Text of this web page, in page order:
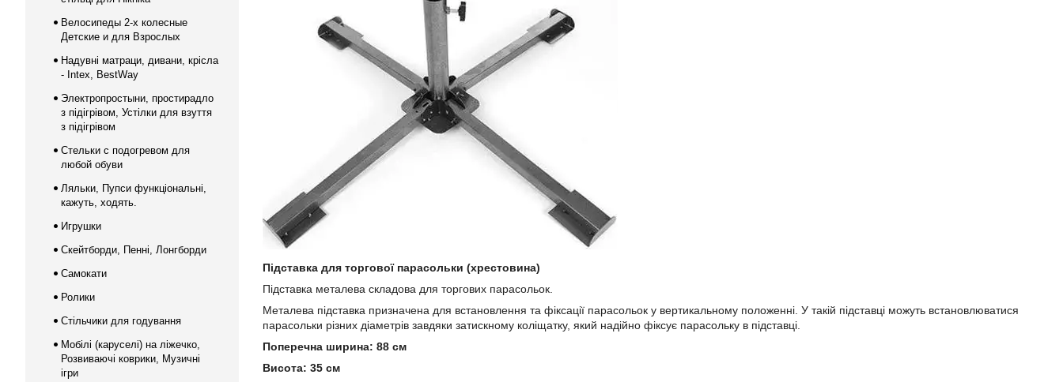
Підставка для торгової парасольки (хрестовина)
Підставка металева складова для торгових парасольок.
Металева підставка призначена для встановлення та фіксації парасольок у вертикальному положенні. У такій підставці можуть встановлюватися
парасольки різних діаметрів завдяки затискному коліщатку, який надійно фіксує парасольку в підставці.
Поперечна ширина: 88 см
Висота: 35 см
Велосипеды 2-х колесные
Детские и для Взрослых
Надувні матраци, дивани, крісла
- Intex, BestWay
Электропростыни, простирадло
з підігрівом, Устілки для взуття
з підігрівом
Стельки с подогревом для
любой обуви
Ляльки, Пупси функціональні,
кажуть, ходять.
Игрушки
Скейтборди, Пенні, Лонгборди
Самокати
Ролики
Стільчики для годування
Мобілі (каруселі) на ліжечко,
Розвиваючі коврики, Музичні
ігри